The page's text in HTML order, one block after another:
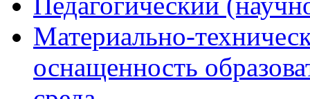
Материально-
оснащенность